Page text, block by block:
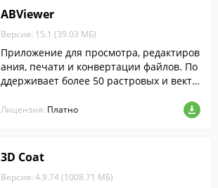
ABViewer
Версия: 15.1 (39.03 МБ)
Приложение для просмотра, редактиров
ания, печати и конвертации файлов. По
ддерживает более 50 растровых и векто
WG, DXF, DWF и многих других.
Лицензия: Платно
3D Coat
Версия: 4.9.74 (1008.71 МБ)